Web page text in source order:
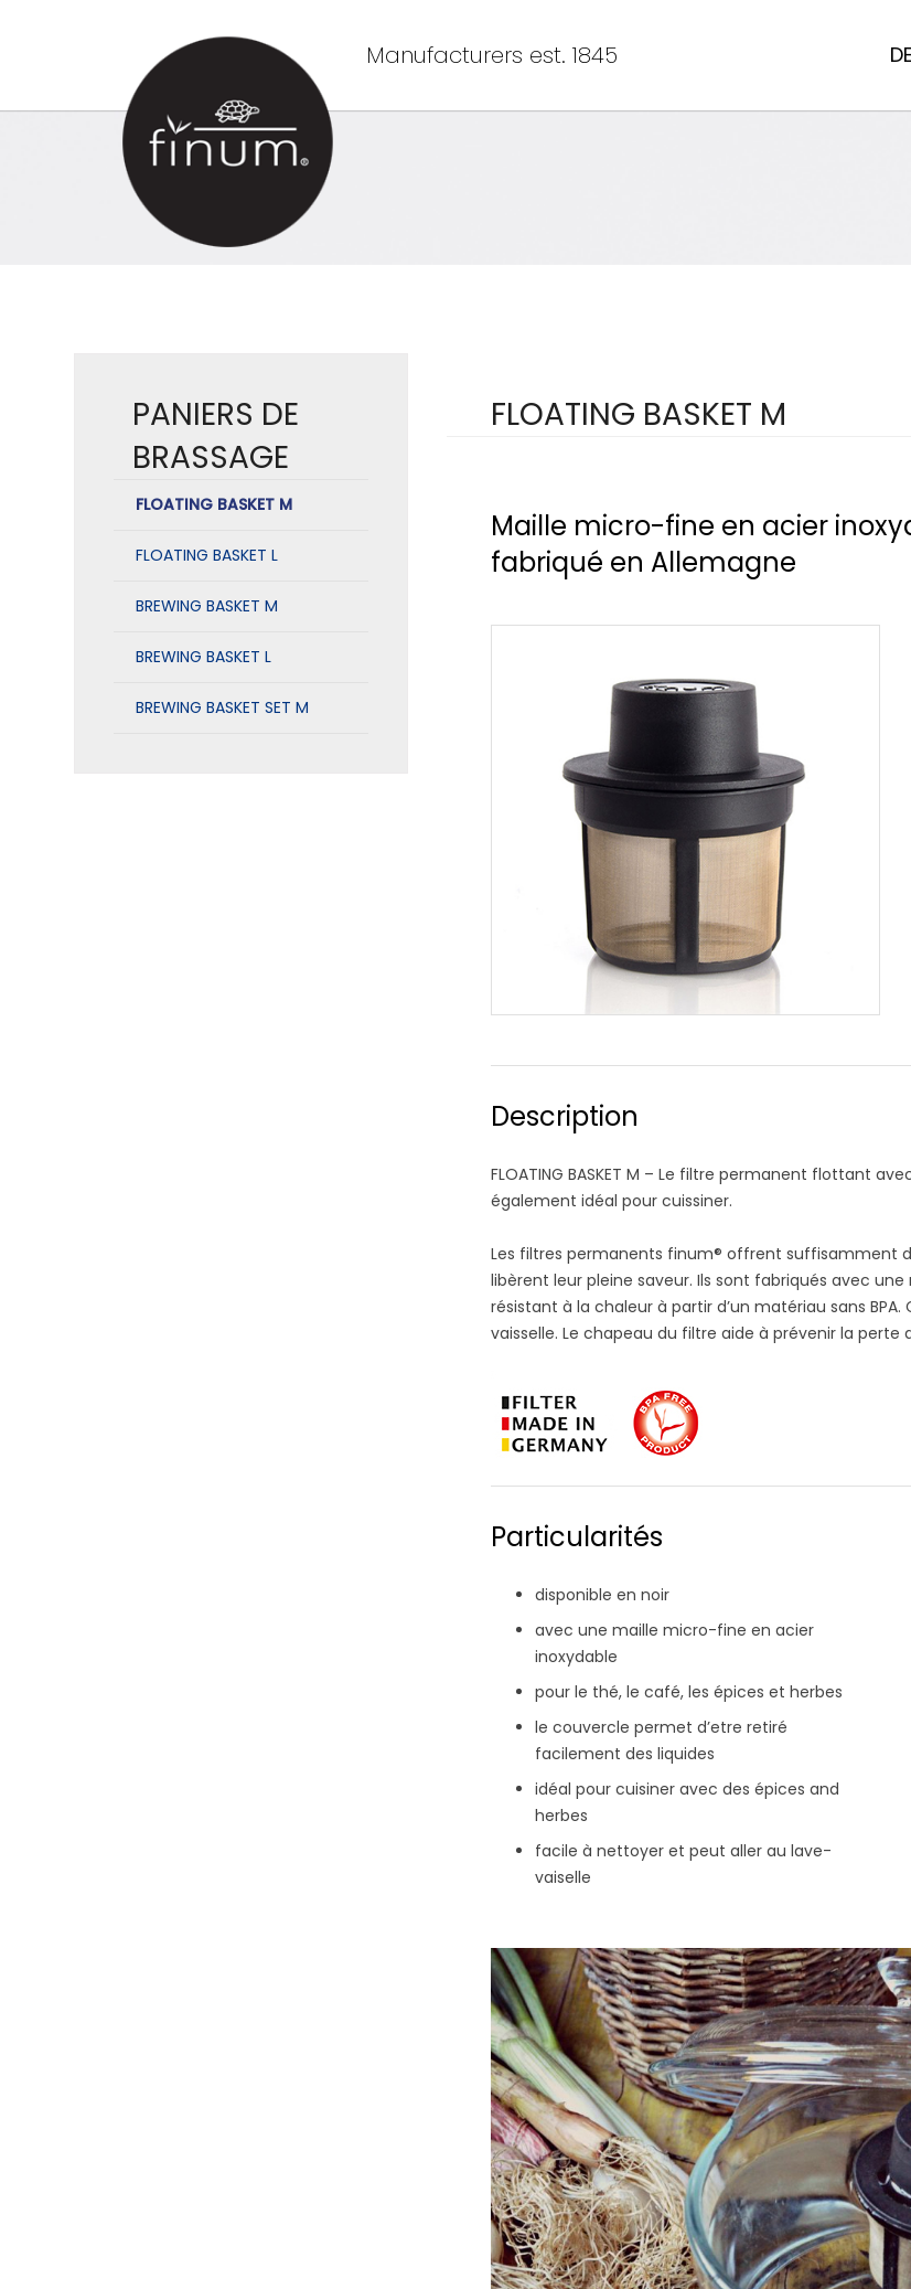
Manufacturers est. 1845
PANIERS DE
BRASSAGE
FLOATING BASKET M
FLOATING BASKET L
BREWING BASKET M
BREWING BASKET L
BREWING BASKET SET M
FLOATING BASKET M
Maille micro-fine en acier
fabriqué en Allemagne
Description
FLOATING BASKET M – Le filtre permanent flottant
également idéal pour cuissiner.
Les filtres permanents finum® offrent suffisamment
libèrent leur pleine saveur. Ils sont fabriqués avec
résistant à la chaleur à partir d’un matériau sans
vaisselle. Le chapeau du filtre aide à prévenir la
Particularités
disponible en noir
avec une maille micro-fine en acier
inoxydable
pour le thé, le café, les épices et herbes
le couvercle permet d’etre retiré
facilement des liquides
idéal pour cuisiner avec des épices and
herbes
facile à nettoyer et peut aller au lave-
vaiselle